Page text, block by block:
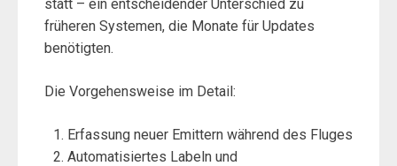
statt – ein entscheidender Unterschied zu
früheren Systemen, die Monate für Updates
benötigten.
Die Vorgehensweise im Detail:
Erfassung neuer Emittern während des Fluges
Automatisiertes Labeln und